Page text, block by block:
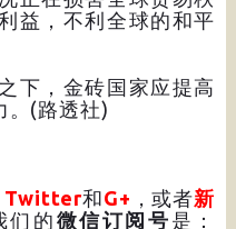
益，不利全球的和平
下，金砖国家应提高
。(路透社)
Twitter和G+ ，或者新
们的 微信订阅号 是：